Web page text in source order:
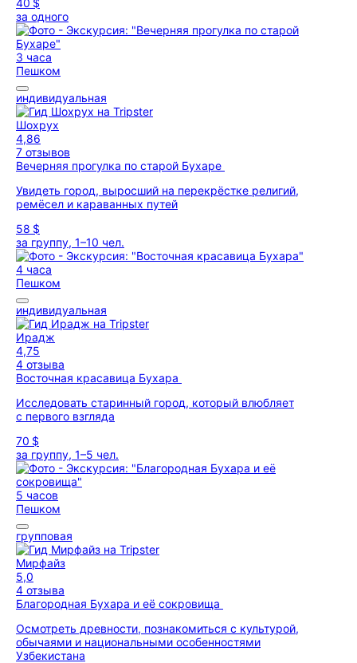
40 $
за одного
3 часа
Пешком
индивидуальная
Шохрух
4,86
7 отзывов
Вечерняя прогулка по старой Бухаре
Увидеть город, выросший на перекрёстке религий,
ремёсел и караванных путей
58 $
за группу, 1–10 чел.
4 часа
Пешком
индивидуальная
Ирадж
4,75
4 отзыва
Восточная красавица Бухара
Исследовать старинный город, который влюбляет
с первого взгляда
70 $
за группу, 1–5 чел.
5 часов
Пешком
групповая
Мирфайз
5,0
4 отзыва
Благородная Бухара и её сокровища
Осмотреть древности, познакомиться с культурой,
обычаями и национальными особенностями
Узбекистана